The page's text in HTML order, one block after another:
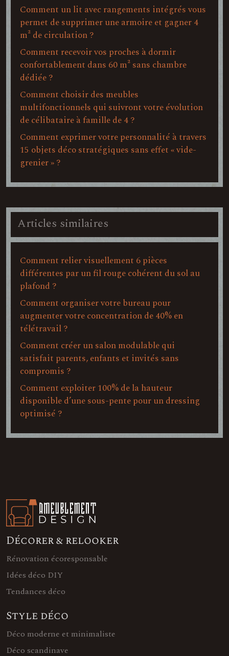
Comment un lit avec rangements intégrés vous
permet de supprimer une armoire et gagner 4
m² de circulation ?
Comment recevoir vos proches à dormir
confortablement dans 60 m² sans chambre
dédiée ?
Comment choisir des meubles
multifonctionnels qui suivront votre évolution
de célibataire à famille de 4 ?
Comment exprimer votre personnalité à travers
15 objets déco stratégiques sans effet « vide-
grenier » ?
Articles similaires
Comment relier visuellement 6 pièces
différentes par un fil rouge cohérent du sol au
plafond ?
Comment organiser votre bureau pour
augmenter votre concentration de 40% en
télétravail ?
Comment créer un salon modulable qui
satisfait parents, enfants et invités sans
compromis ?
Comment exploiter 100% de la hauteur
disponible d’une sous-pente pour un dressing
optimisé ?
Décorer & relooker
Rénovation écoresponsable
Idées déco DIY
Tendances déco
Style déco
Déco moderne et minimaliste
Déco scandinave